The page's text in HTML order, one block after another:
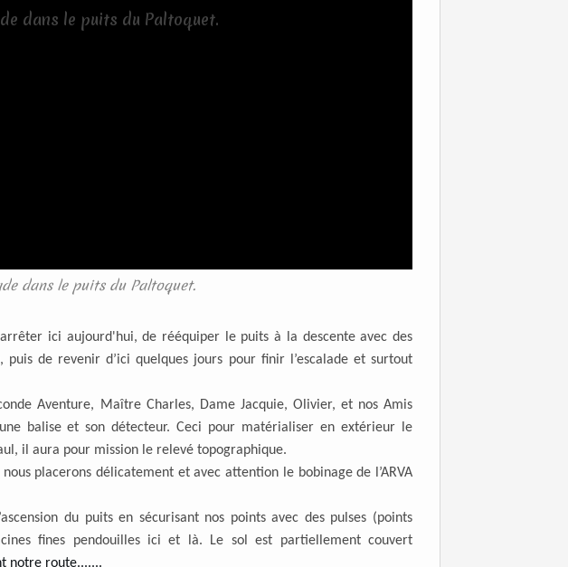
dans le puits du Paltoquet.
ici aujourd'hui, de rééquiper le puits à la descente avec des
de revenir d’ici quelques jours pour finir l’escalade et surtout
Aventure, Maître Charles, Dame Jacquie, Olivier, et nos Amis
balise et son détecteur. Ceci pour matérialiser en extérieur le
il aura pour mission le relevé topographique.
placerons délicatement et avec attention le bobinage de l’ARVA
du puits en sécurisant nos points avec des pulses (points
fines pendouilles ici et là. Le sol est partiellement couvert
notre route.......